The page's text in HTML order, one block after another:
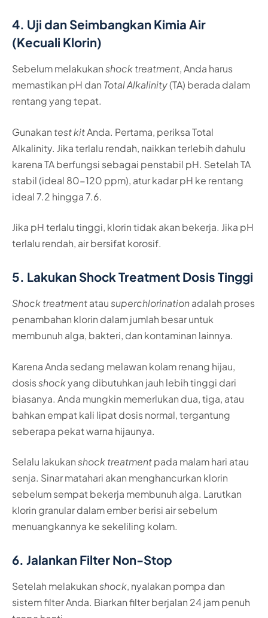
4. Uji dan Seimbangkan Kimia Air
(Kecuali Klorin)
Sebelum melakukanshock treatment, Anda harus
memastikan pH dan Total Alkalinity(TA) berada dalam
rentang yang tepat.
Gunakan test kitAnda. Pertama, periksa Total
Alkalinity. Jika terlalu rendah, naikkan terlebih dahulu
karena TA berfungsi sebagai penstabil pH. Setelah TA
stabil (ideal 80-120 ppm), atur kadar pH ke rentang
ideal 7.2 hingga 7.6.
Jika pH terlalu tinggi, klorin tidak akan bekerja. Jika pH
terlalu rendah, air bersifat korosif.
5. Lakukan Shock Treatment Dosis Tinggi
Shock treatmentatausuperchlorinationadalah proses
penambahan klorin dalam jumlah besar untuk
membunuh alga, bakteri, dan kontaminan lainnya.
Karena Anda sedang melawan kolam renang hijau,
dosisshockyang dibutuhkan jauh lebih tinggi dari
biasanya. Anda mungkin memerlukan dua, tiga, atau
bahkan empat kali lipat dosis normal, tergantung
seberapa pekat warna hijaunya.
Selalu lakukanshock treatmentpada malam hari atau
senja. Sinar matahari akan menghancurkan klorin
sebelum sempat bekerja membunuh alga. Larutkan
klorin granular dalam ember berisi air sebelum
menuangkannya ke sekeliling kolam.
6. Jalankan Filter Non-Stop
Setelah melakukanshock, nyalakan pompa dan
sistem filter Anda. Biarkan filter berjalan 24 jam penuh